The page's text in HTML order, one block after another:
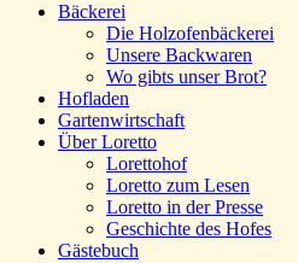
Bäckerei
Die Holzofenbäckerei
Unsere Backwaren
Wo gibts unser Brot?
Hofladen
Gartenwirtschaft
Über Loretto
Lorettohof
Loretto zum Lesen
Loretto in der Presse
Geschichte des Hofes
Gästebuch